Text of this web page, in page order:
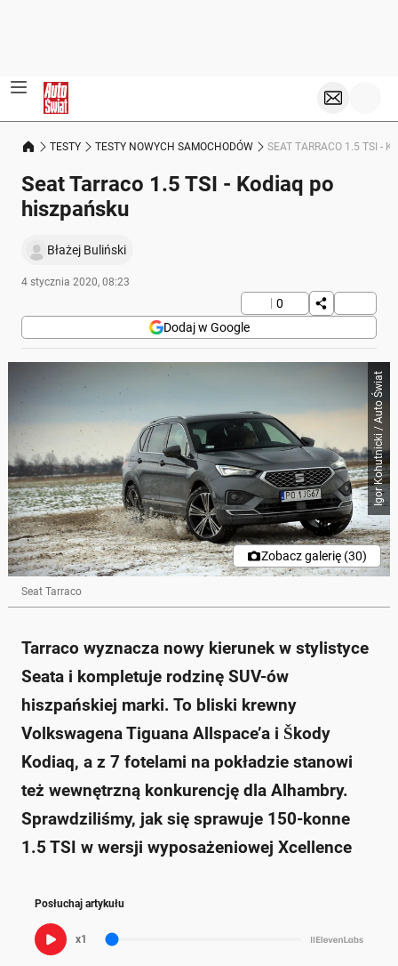
TESTY TESTY NOWYCH SAMOCHODÓW SEAT TARRACO 1.5 TSI -
Seat Tarraco 1.5 TSI - Kodiaq po
hiszpańsku
Błażej Buliński
4 stycznia 2020, 08:23
0
Dodaj w Google
Igor Kohutnicki / Auto Świat
Zobacz galerię (30)
Seat Tarraco
Tarraco wyznacza nowy kierunek w stylistyce
Seata i kompletuje rodzinę SUV-ów
hiszpańskiej marki. To bliski krewny
Volkswagena Tiguana Allspace’a i Škody
Kodiaq, a z 7 fotelami na pokładzie stanowi
też wewnętrzną konkurencję dla Alhambry.
Sprawdziliśmy, jak się sprawuje 150-konne
1.5 TSI w wersji wyposażeniowej Xcellence
Posłuchaj artykułu
x1